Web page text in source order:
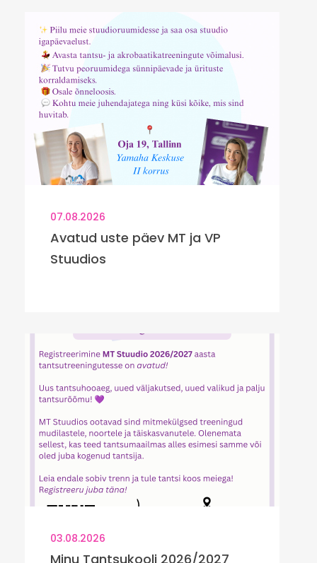
07.08.2026
Avatud uste päev MT ja VP
Stuudios
03.08.2026
Minu Tantsukooli 2026/2027